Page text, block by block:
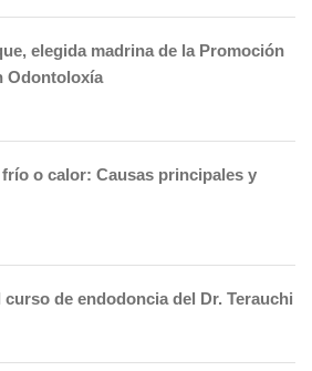
elegida madrina de la Promoción
Odontoloxía
o calor: Causas principales y
curso de endodoncia del Dr. Terauchi